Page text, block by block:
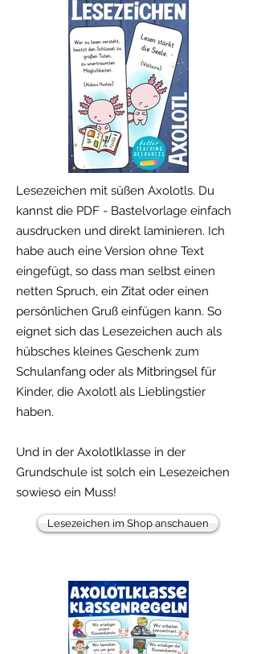
Lesezeichen mit süßen Axolotls. Du
kannst die PDF - Bastelvorlage einfach
ausdrucken und direkt laminieren. Ich
habe auch eine Version ohne Text
eingefügt, so dass man selbst einen
netten Spruch, ein Zitat oder einen
persönlichen Gruß einfügen kann. So
eignet sich das Lesezeichen auch als
hübsches kleines Geschenk zum
Schulanfang oder als Mitbringsel für
Kinder, die Axolotl als Lieblingstier
haben.
Und in der Axolotlklasse in der
Grundschule ist solch ein Lesezeichen
sowieso ein Muss!
Lesezeichen im Shop anschauen